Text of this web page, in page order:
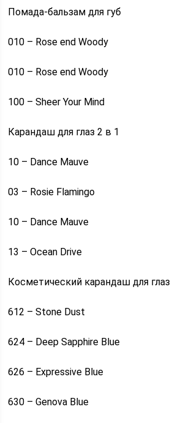
Помада-бальзам для губ
010 – Rose end Woody
010 – Rose end Woody
100 – Sheer Your Mind
Карандаш для глаз 2 в 1
10 – Dance Mauve
03 – Rosie Flamingo
10 – Dance Mauve
13 – Ocean Drive
Косметический карандаш для глаз
612 – Stone Dust
624 – Deep Sapphire Blue
626 – Expressive Blue
630 – Genova Blue